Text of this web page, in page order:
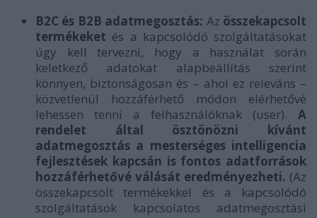
B2C és B2B adatmegosztás: Az összekapcsolt
termékeket és a kapcsolódó szolgáltatásokat
úgy kell tervezni, hogy a használat során
keletkező adatokat alapbeállítás szerint
könnyen, biztonságosan és – ahol ez releváns –
közvetlenül hozzáférhető módon elérhetővé
lehessen tenni a felhasználóknak (user). A
rendelet által ösztönözni kívánt
adatmegosztás a mesterséges intelligencia
fejlesztések kapcsán is fontos adatforrások
hozzáférhetővé válását eredményezheti. (Az
összekapcsolt termékekkel és a kapcsolódó
szolgáltatások kapcsolatos adatmegosztási